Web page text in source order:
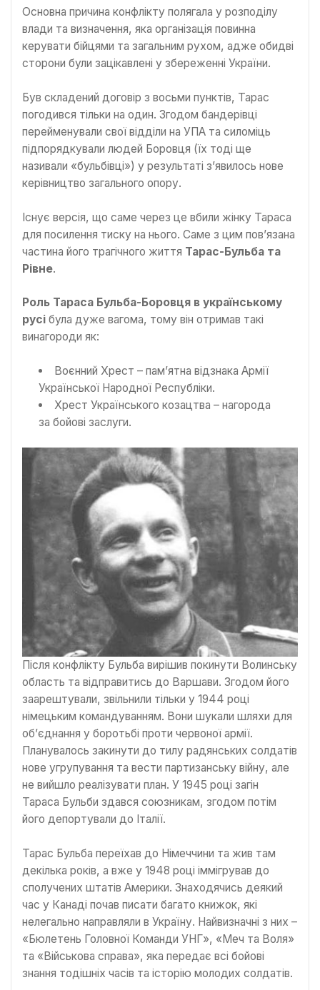
Основна причина конфлікту полягала у розподілу
влади та визначення, яка організація повинна
керувати бійцями та загальним рухом, адже обидві
сторони були зацікавлені у збереженні України.
Був складений договір з восьми пунктів, Тарас
погодився тільки на один. Згодом бандерівці
перейменували свої відділи на УПА та силоміць
підпорядкували людей Боровця (їх тоді ще
називали «бульбівці») у результаті з’явилось нове
керівництво загального опору.
Існує версія, що саме через це вбили жінку Тараса
для посилення тиску на нього. Саме з цим пов’язана
частина його трагічного життя Тарас-Бульба та
Рівне.
Роль Тараса Бульба-Боровця в українському
русі була дуже вагома, тому він отримав такі
винагороди як:
Воєнний Хрест – пам’ятна відзнака Армії
Української Народної Республіки.
Хрест Українського козацтва – нагорода
за бойові заслуги.
Після конфлікту Бульба вирішив покинути Волинську
область та відправитись до Варшави. Згодом його
заарештували, звільнили тільки у 1944 році
німецьким командуванням. Вони шукали шляхи для
об’єднання у боротьбі проти червоної армії.
Планувалось закинути до тилу радянських солдатів
нове угрупування та вести партизанську війну, але
не вийшло реалізувати план. У 1945 році загін
Тараса Бульби здався союзникам, згодом потім
його депортували до Італії.
Тарас Бульба переїхав до Німеччини та жив там
декілька років, а вже у 1948 році іммігрував до
сполучених штатів Америки. Знаходячись деякий
час у Канаді почав писати багато книжок, які
нелегально направляли в Україну. Найвизначні з них –
«Бюлетень Головної Команди УНГ», «Меч та Воля»
та «Військова справа», яка передає всі бойові
знання тодішніх часів та історію молодих солдатів.